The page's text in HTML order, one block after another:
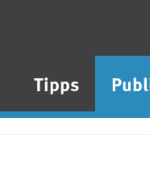
Tipps